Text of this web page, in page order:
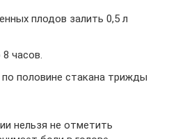
плодов залить 0,5 л
часов.
половине стакана трижды
нельзя не отметить